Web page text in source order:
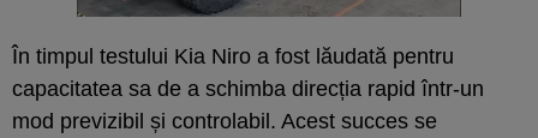
În timpul testului Kia Niro a fost lăudată pentru
capacitatea sa de a schimba direcția rapid într-un
mod previzibil și controlabil. Acest succes se